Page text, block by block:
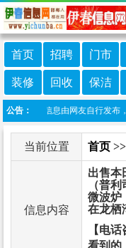
首页 招聘 门市
装修 回收 保洁
公告：
：本栏目信息由网友自行发布，
当前位置 首页 >>
信息内容
出售本
（普
微波炉
在龙栖
【电
看到的